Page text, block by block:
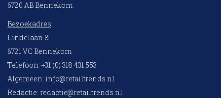
6720 AB Bennekom
Bezoekadres
Lindelaan 8
6721 VC Bennekom
Telefoon: +31 (0) 318 431 553
Algemeen: info@retailtrends.nl
Redactie: redactie@retailtrends.nl